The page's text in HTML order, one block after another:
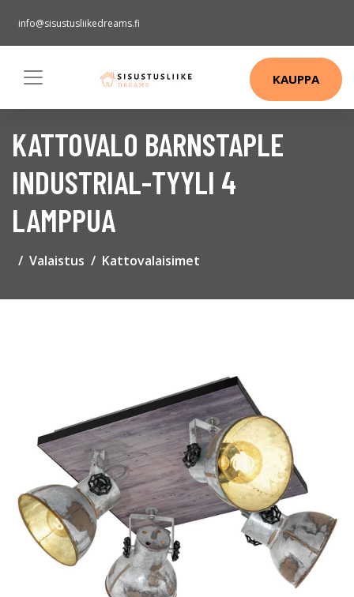
info@sisustusliikedreams.fi
KAUPPA
KATTOVALO BARNSTAPLE
INDUSTRIAL-TYYLI 4
LAMPPUA
Valaistus Kattovalaisimet